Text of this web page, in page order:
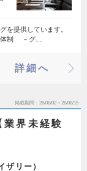
を提供しています。
体制 －グ…
詳細へ
掲載期間 26/08/02～26/08/15
業界未経験
ザリー）